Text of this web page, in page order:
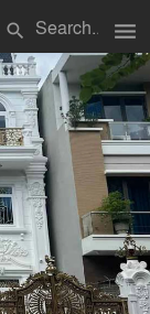
search menu